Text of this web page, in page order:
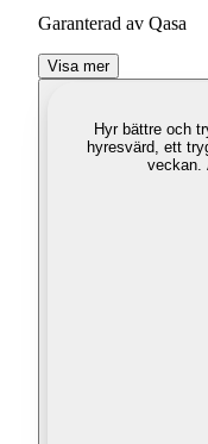
Garanterad av Qasa
Visa mer
Hyr bättre och
hyresvärd, ett
veckan.